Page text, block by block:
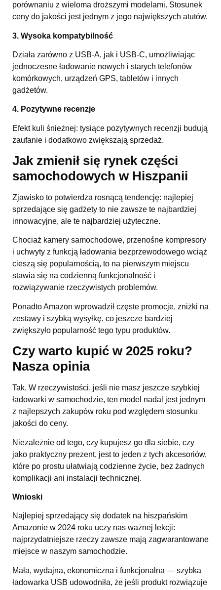
porównaniu z wieloma droższymi modelami. Stosunek
ceny do jakości jest jednym z jego największych atutów.
3. Wysoka kompatybilność
Działa zarówno z USB-A, jak i USB-C, umożliwiając
jednoczesne ładowanie nowych i starych telefonów
komórkowych, urządzeń GPS, tabletów i innych
gadżetów.
4. Pozytywne recenzje
Efekt kuli śnieżnej: tysiące pozytywnych recenzji budują
zaufanie i dodatkowo zwiększają sprzedaż.
Jak zmienił się rynek części
samochodowych w Hiszpanii
Zjawisko to potwierdza rosnącą tendencję: najlepiej
sprzedające się gadżety to nie zawsze te najbardziej
innowacyjne, ale te najbardziej użyteczne.
Chociaż kamery samochodowe, przenośne kompresory
i uchwyty z funkcją ładowania bezprzewodowego wciąż
cieszą się popularnością, to na pierwszym miejscu
stawia się na codzienną funkcjonalność i
rozwiązywanie rzeczywistych problemów.
Ponadto Amazon wprowadził częste promocje, zniżki na
zestawy i szybką wysyłkę, co jeszcze bardziej
zwiększyło popularność tego typu produktów.
Czy warto kupić w 2025 roku?
Nasza opinia
Tak. W rzeczywistości, jeśli nie masz jeszcze szybkiej
ładowarki w samochodzie, ten model nadal jest jednym
z najlepszych zakupów roku pod względem stosunku
jakości do ceny.
Niezależnie od tego, czy kupujesz go dla siebie, czy
jako praktyczny prezent, jest to jeden z tych akcesoriów,
które po prostu ułatwiają codzienne życie, bez żadnych
komplikacji ani instalacji technicznej.
Wnioski
Najlepiej sprzedający się dodatek na hiszpańskim
Amazonie w 2024 roku uczy nas ważnej lekcji:
najprzydatniejsze rzeczy zawsze mają zagwarantowane
miejsce w naszym samochodzie.
Mała, wydajna, ekonomiczna i funkcjonalna — szybka
ładowarka USB udowodniła, że jeśli produkt rozwiązuje